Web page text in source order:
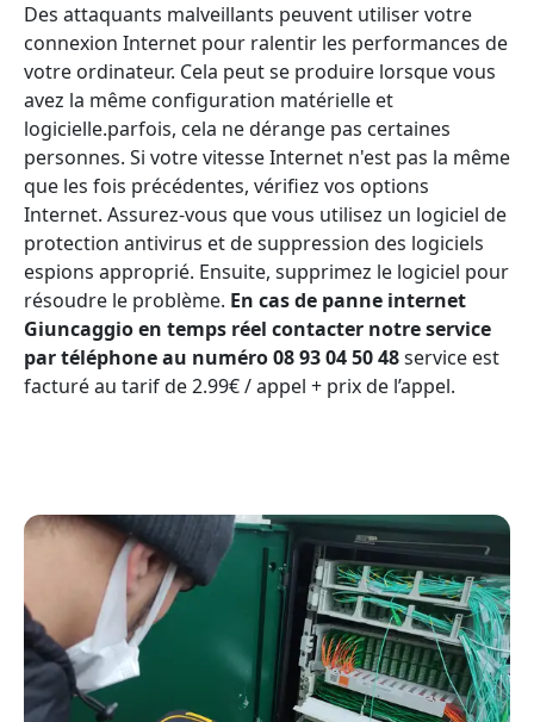
Des attaquants malveillants peuvent utiliser votre
connexion Internet pour ralentir les performances de
votre ordinateur. Cela peut se produire lorsque vous
avez la même configuration matérielle et
logicielle.parfois, cela ne dérange pas certaines
personnes. Si votre vitesse Internet n'est pas la même
que les fois précédentes, vérifiez vos options
Internet. Assurez-vous que vous utilisez un logiciel de
protection antivirus et de suppression des logiciels
espions approprié. Ensuite, supprimez le logiciel pour
résoudre le problème. En cas de panne internet
Giuncaggio en temps réel contacter notre service
par téléphone au numéro 08 93 04 50 48service est
facturé au tarif de 2.99€ / appel + prix de l’appel.